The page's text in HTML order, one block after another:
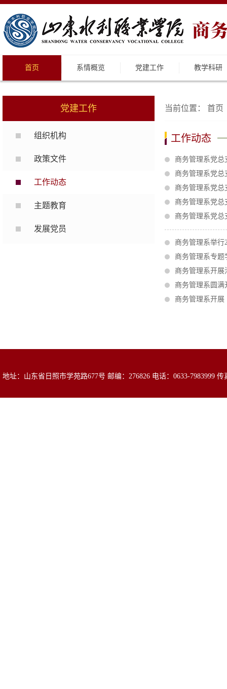
首页 系情概览 党建工作 教学科研
党建工作
组织机构
政策文件
工作动态
主题教育
发展党员
当前位置： 首页
工作动态
商务管理系党总
商务管理系党总
商务管理系党总
商务管理系党总
商务管理系党总
商务管理系举行
商务管理系专
商务管理系开
商务管理系圆满
商务管理系开
地址：山东省日照市学苑路677号 邮编：276826 电话：0633-7983999 传